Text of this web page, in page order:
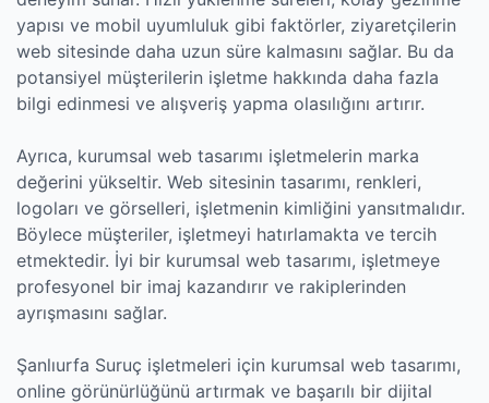
yapısı ve mobil uyumluluk gibi faktörler, ziyaretçilerin
web sitesinde daha uzun süre kalmasını sağlar. Bu da
potansiyel müşterilerin işletme hakkında daha fazla
bilgi edinmesi ve alışveriş yapma olasılığını artırır.
Ayrıca, kurumsal web tasarımı işletmelerin marka
değerini yükseltir. Web sitesinin tasarımı, renkleri,
logoları ve görselleri, işletmenin kimliğini yansıtmalıdır.
Böylece müşteriler, işletmeyi hatırlamakta ve tercih
etmektedir. İyi bir kurumsal web tasarımı, işletmeye
profesyonel bir imaj kazandırır ve rakiplerinden
ayrışmasını sağlar.
Şanlıurfa Suruç işletmeleri için kurumsal web tasarımı,
online görünürlüğünü artırmak ve başarılı bir dijital